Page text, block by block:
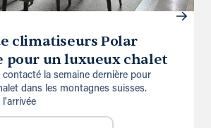
climatiseurs Polar
pour un luxueux chalet
la semaine dernière pour
dans les montagnes suisses.